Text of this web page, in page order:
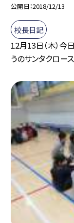
公開日 2018/12/13
校長日記
12月13日（木）今
うのサンタクロース